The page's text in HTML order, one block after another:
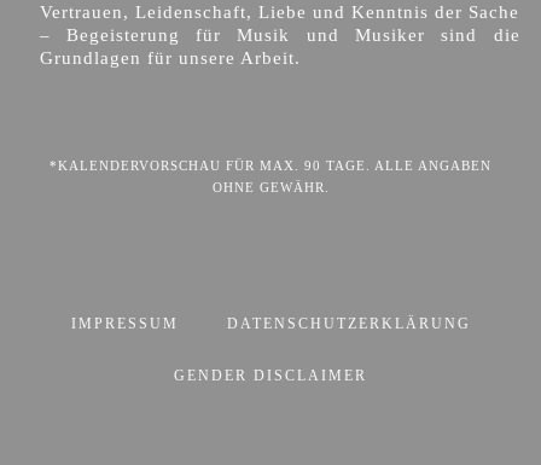
Vertrauen, Leidenschaft, Liebe und Kenntnis der Sache
– Begeisterung für Musik und Musiker sind die
Grundlagen für unsere Arbeit.
*KALENDERVORSCHAU FÜR MAX. 90 TAGE. ALLE ANGABEN
OHNE GEWÄHR.
IMPRESSUM DATENSCHUTZERKLÄRUNG
GENDER DISCLAIMER